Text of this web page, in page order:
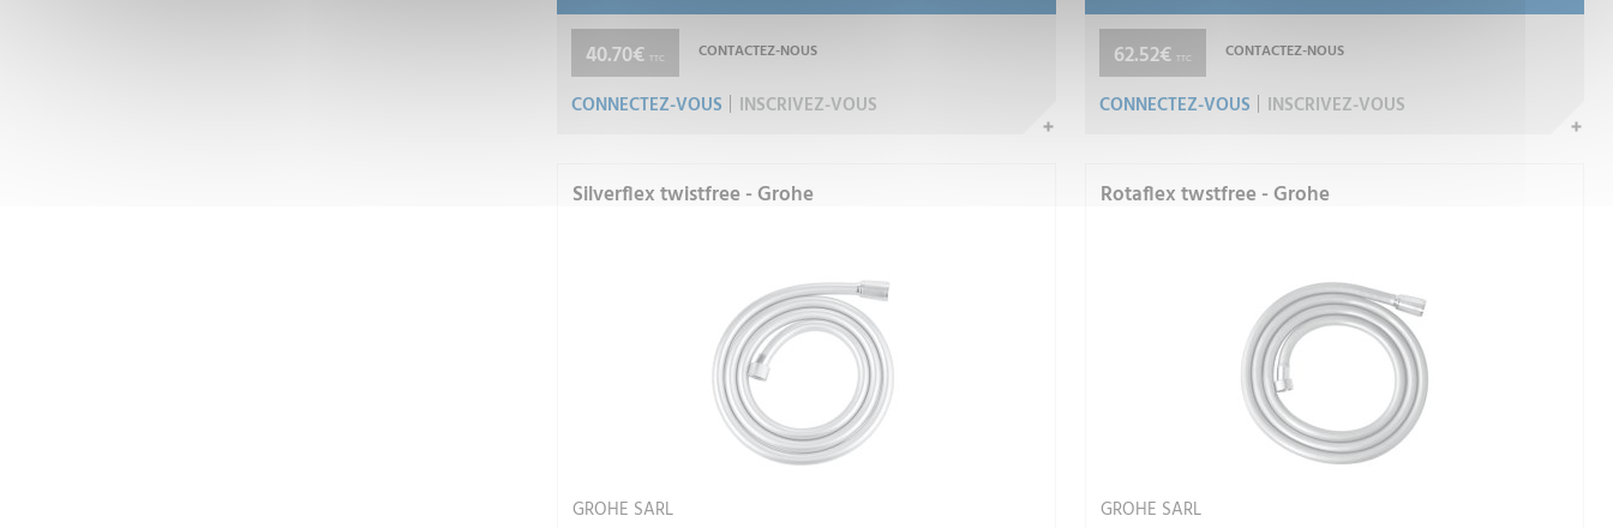
40.70€ TTC CONTACTEZ-NOUS
CONNECTEZ-VOUS INSCRIVEZ-VOUS
62.52€ TTC CONTACTEZ-NOUS
CONNECTEZ-VOUS INSCRIVEZ-VOUS
Silverflex twistfree - Grohe
GROHE SARL
Rotaflex twstfree - Grohe
GROHE SARL